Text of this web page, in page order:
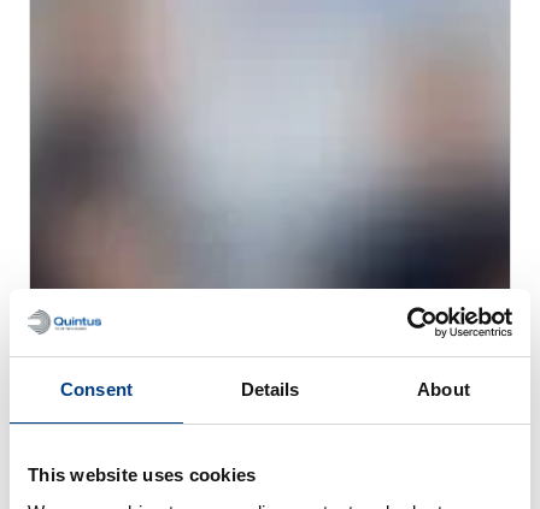
Consent Details About
This website uses cookies
PM-HIP-Kapazitäten mit dem Quintus
QIH 286